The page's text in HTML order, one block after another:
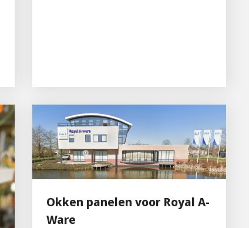
Okken panelen voor Royal A-
Ware